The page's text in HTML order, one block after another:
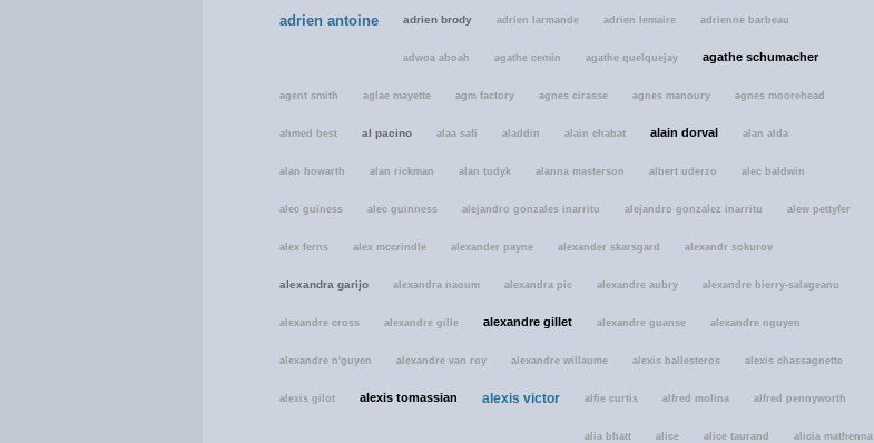
adrien antoine adrien brody adrien larmande adrien lemaire adrienne barbeau
adwoa aboah agathe cemin agathe quelquejay agathe schumacher
agent smith aglae mayette agm factory agnes cirasse agnes manoury agnes moorehead
ahmed best al pacino alaa safi aladdin alain chabat alain dorval alan alda
alan howarth alan rickman alan tudyk alanna masterson albert uderzo alec baldwin
alec guiness alec guinness alejandro gonzales inarritu alejandro gonzalez inarritu alew pettyfer
alex ferns alex mccrindle alexander payne alexander skarsgard alexandr sokurov
alexandra garijo alexandra naoum alexandra pic alexandre aubry alexandre bierry-salageanu
alexandre cross alexandre gille alexandre gillet alexandre guanse alexandre nguyen
alexandre n'guyen alexandre van roy alexandre willaume alexis ballesteros alexis chassagnette
alexis gilot alexis tomassian alexis victor alfie curtis alfred molina alfred pennyworth
alia bhatt alice alice taurand alicia mathenna